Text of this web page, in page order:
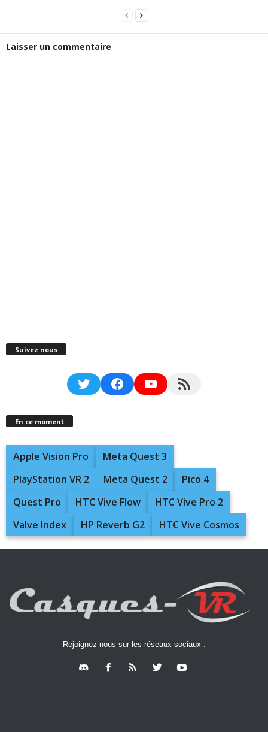
Laisser un commentaire
Suivez nous
TwitterFacebookYouTubeRSS Feed
En ce moment
Apple Vision Pro
Meta Quest 3
PlayStation VR 2
Meta Quest 2
Pico 4
Quest Pro
HTC Vive Flow
HTC Vive Pro 2
Valve Index
HP Reverb G2 HTC Vive Cosmos
Rejoignez-nous sur les réseaux sociaux :